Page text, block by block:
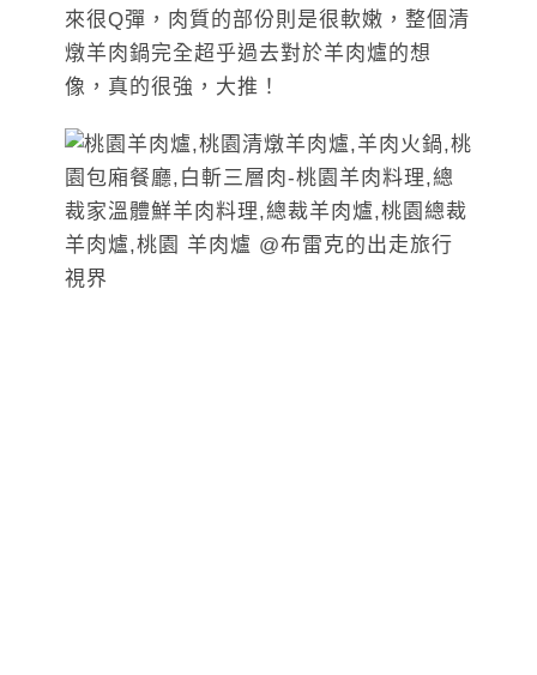
來很Q彈，肉質的部份則是很軟嫩，整個清
燉羊肉鍋完全超乎過去對於羊肉爐的想
像，真的很強，大推！